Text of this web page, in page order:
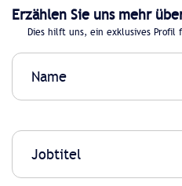
Erzählen Sie uns mehr
Dies hilft uns, ein exklusives Profil